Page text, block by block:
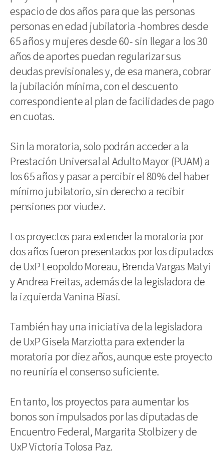
espacio de dos años para que las personas
personas en edad jubilatoria -hombres desde
65 años y mujeres desde 60- sin llegar a los 30
años de aportes puedan regularizar sus
deudas previsionales y, de esa manera, cobrar
la jubilación mínima, con el descuento
correspondiente al plan de facilidades de pago
en cuotas.
Sin la moratoria, solo podrán acceder a la
Prestación Universal al Adulto Mayor (PUAM) a
los 65 años y pasar a percibir el 80% del haber
mínimo jubilatorio, sin derecho a recibir
pensiones por viudez.
Los proyectos para extender la moratoria por
dos años fueron presentados por los diputados
de UxP Leopoldo Moreau, Brenda Vargas Matyi
y Andrea Freitas, además de la legisladora de
la izquierda Vanina Biasi.
También hay una iniciativa de la legisladora
de UxP Gisela Marziotta para extender la
moratoria por diez años, aunque este proyecto
no reuniría el consenso suficiente.
En tanto, los proyectos para aumentar los
bonos son impulsados por las diputadas de
Encuentro Federal, Margarita Stolbizer y de
UxP Victoria Tolosa Paz.